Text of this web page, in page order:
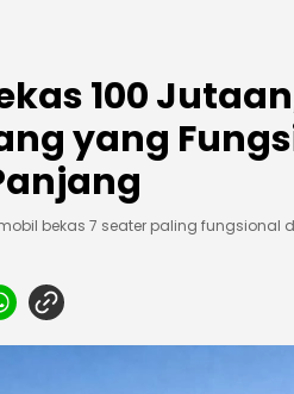
100
yang
bekas 7 seater paling fungsional